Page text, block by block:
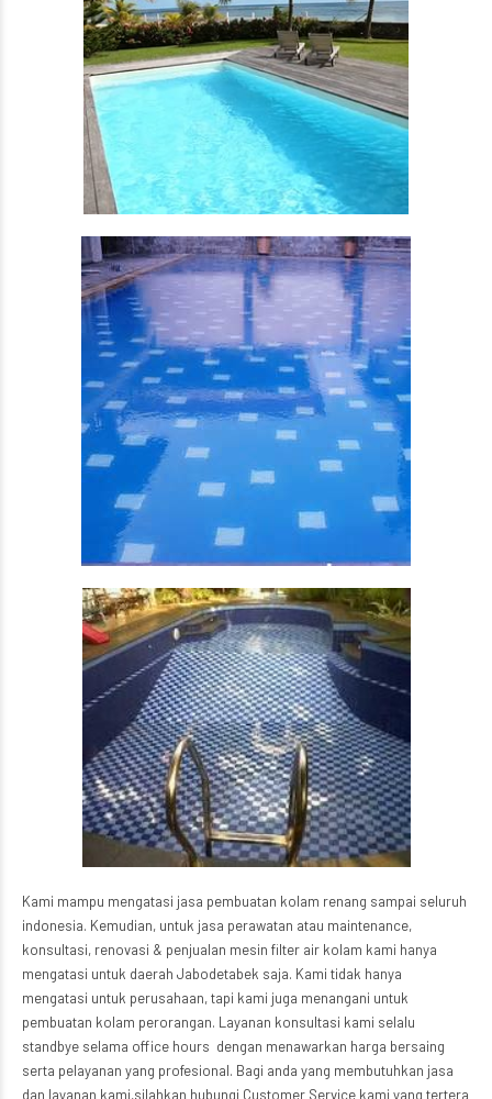
Kami mampu mengatasi jasa pembuatan kolam renang sampai seluruh
indonesia. Kemudian, untuk jasa perawatan atau maintenance,
konsultasi, renovasi & penjualan mesin filter air kolam kami hanya
mengatasi untuk daerah Jabodetabek saja. Kami tidak hanya
mengatasi untuk perusahaan, tapi kami juga menangani untuk
pembuatan kolam perorangan. Layanan konsultasi kami selalu
standbye selama office hours dengan menawarkan harga bersaing
serta pelayanan yang profesional. Bagi anda yang membutuhkan jasa
dan layanan kami,silahkan hubungi Customer Service kami yang tertera